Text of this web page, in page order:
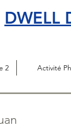
DWELL
2 Activité